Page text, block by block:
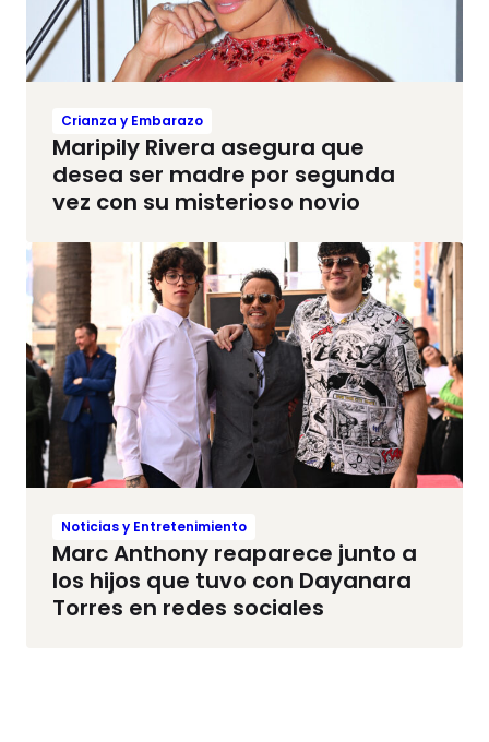
Crianza y Embarazo
Maripily Rivera asegura que
desea ser madre por segunda
vez con su misterioso novio
Noticias y Entretenimiento
Marc Anthony reaparece junto a
los hijos que tuvo con Dayanara
Torres en redes sociales